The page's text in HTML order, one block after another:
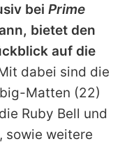
bei Prime
bietet den
auf die
dabei sind die
Matten (22)
Ruby Bell und
sowie weitere